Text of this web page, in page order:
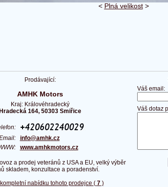
< Plná velikost>
Prodávající:
AMHK Motors
Kraj: Královéhradecký
Hradecká 164, 50303 Smiřice
info@amhk.cz
www.amhkmotors.cz
a prodej veteránů z USA a EU, velký výběr
skladem, konzultace a poradenství.
nabídku tohoto prodejce ( 7)
Váš email:
Váš dotaz